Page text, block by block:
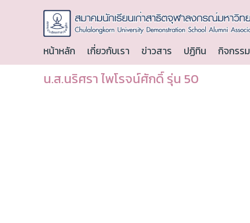
หน้าหลัก เกี่ยวกับเรา ข่าวสาร ปฏิทิน กิจกรรม
น.ส.นริศรา ไพโรจน์ศักดิ์ รุ่น 50